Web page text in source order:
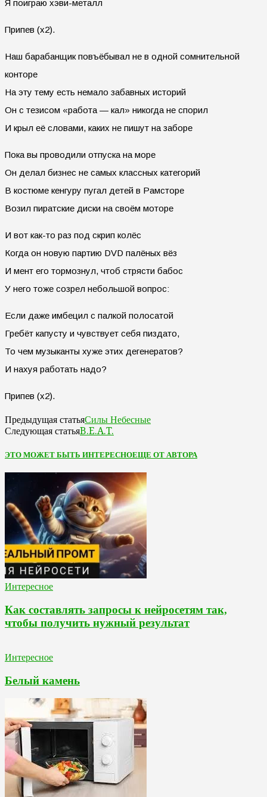
Я поиграю хэви-металл
Припев (х2).
Наш барабанщик повъёбывал не в одной сомнительной
конторе
На эту тему есть немало забавных историй
Он с тезисом «работа — кал» никогда не спорил
И крыл её словами, каких не пишут на заборе
Пока вы проводили отпуска на море
Он делал бизнес не самых классных категорий
В костюме кенгуру пугал детей в Рамсторе
Возил пиратские диски на своём моторе
И вот как-то раз под скрип колёс
Когда он новую партию DVD палёных вёз
И мент его тормознул, чтоб стрясти бабос
У него тоже созрел небольшой вопрос:
Если даже имбецил с палкой полосатой
Гребёт капусту и чувствует себя пиздато,
То чем музыканты хуже этих дегенератов?
И нахуя работать надо?
Припев (х2).
Предыдущая статьяСилы Небесные
Следующая статьяB.E.A.T.
ЭТО МОЖЕТ БЫТЬ ИНТЕРЕСНОЕЩЕ ОТ АВТОРА
Интересное
Как составлять запросы к нейросетям так,
чтобы получить нужный результат
Интересное
Белый камень